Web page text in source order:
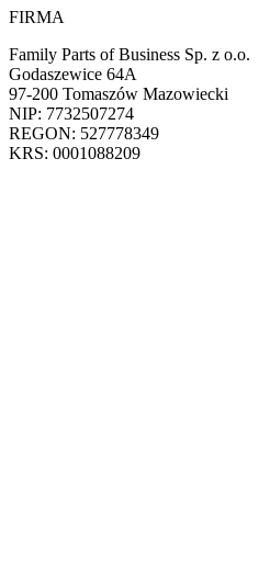
FIRMA
Family Parts of Business Sp. z o.o.
Godaszewice 64A
97-200 Tomaszów Mazowiecki
NIP: 7732507274
REGON: 527778349
KRS: 0001088209